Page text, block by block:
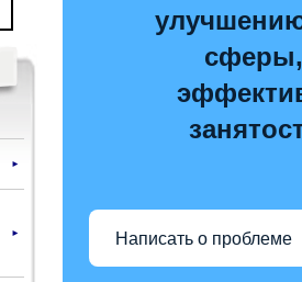
►
► Написать о проблеме